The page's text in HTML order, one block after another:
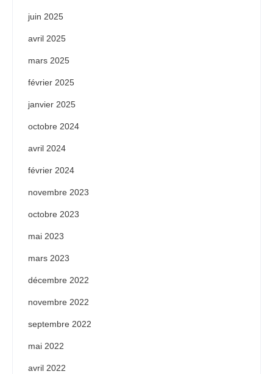
juin 2025
avril 2025
mars 2025
février 2025
janvier 2025
octobre 2024
avril 2024
février 2024
novembre 2023
octobre 2023
mai 2023
mars 2023
décembre 2022
novembre 2022
septembre 2022
mai 2022
avril 2022